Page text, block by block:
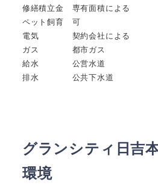
修繕積立金 専有面積による
ペット飼育 可
電気 契約会社による
ガス 都市ガス
給水 公営水道
排水 公共下水道
グランシティ日吉
環境